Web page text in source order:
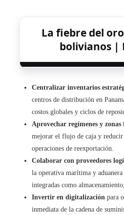
La fiebre del
bolivianos |
Centralizar inventarios
centros de distribución en
costos globales y ciclos de
Aprovechar regímenes y zonas
mejorar el flujo de caja y reducir
operaciones de reexportación.
Colaborar con proveedores
la operativa marítima y
integradas como
Invertir en digitalización para
inmediata de la cadena de